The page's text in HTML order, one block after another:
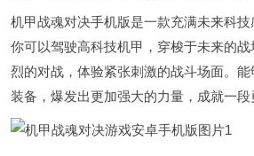
机甲战魂对决手机版是一款充满未来科
你可以驾驶高科技机甲，穿梭于未来的
烈的对战，体验紧张刺激的战斗场面。
装备，爆发出更加强大的力量，成就一段